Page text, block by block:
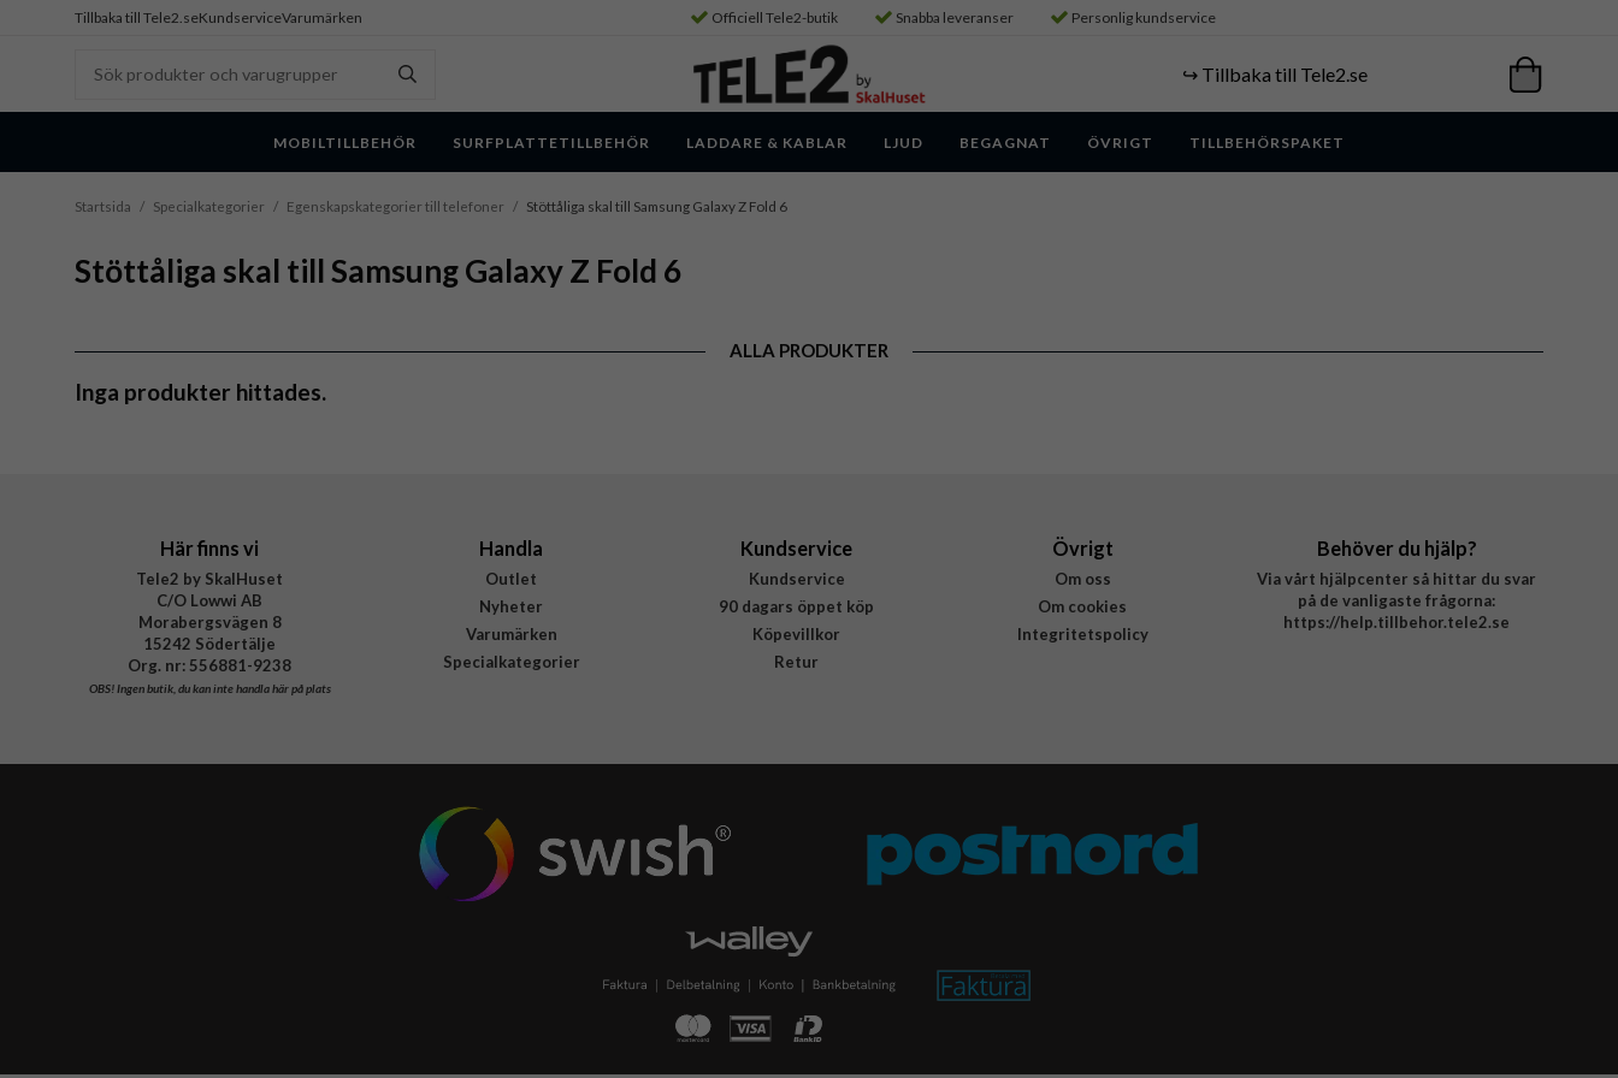
Tillbaka till Tele2.seKundserviceVarumärken Officiell Tele2-butik Snabba leveranser Personlig kundservice
↪️ Tillbaka till Tele2.se
MOBILTILLBEHÖR SURFPLATTETILLBEHÖR LADDARE & KABLAR LJUD BEGAGNAT ÖVRIGT TILLBEHÖRSPAKET
Startsida / Specialkategorier / Egenskapskategorier till telefoner / Stöttåliga skal till Samsung Galaxy Z Fold 6
Stöttåliga skal till Samsung Galaxy Z Fold 6
ALLA PRODUKTER
Inga produkter hittades.
Här finns vi
Tele2 by SkalHuset
C/O Lowwi AB
Morabergsvägen 8
15242 Södertälje
Org. nr: 556881-9238
OBS!Ingen butik, du kan inte handla här på plats
Handla
Outlet
Nyheter
Varumärken
Specialkategorier
Kundservice
Kundservice
90 dagars öppet köp
Köpevillkor
Retur
Övrigt
Om oss
Om cookies
Integritetspolicy
Behöver du hjälp?
Via vårt hjälpcenter så hittar du svar
på de vanligaste frågorna:
https://help.tillbehor.tele2.se